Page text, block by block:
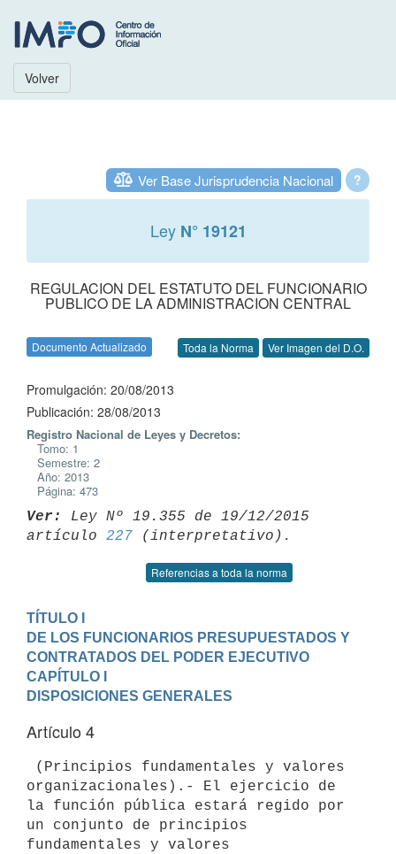
Volver
?
Ver Base Jurisprudencia Nacional
Ley N° 19121
REGULACION DEL ESTATUTO DEL FUNCIONARIO
PUBLICO DE LA ADMINISTRACION CENTRAL
Documento Actualizado Toda la Norma Ver Imagen del D.O.
Promulgación: 20/08/2013
Publicación: 28/08/2013
Registro Nacional de Leyes y Decretos:
Tomo: 1
Semestre: 2
Año: 2013
Página: 473
Ver:
Ley Nº 19.355 de 19/12/2015
artículo 227
Referencias a toda la norma
TÍTULO I
DE LOS FUNCIONARIOS PRESUPUESTADOS Y
CONTRATADOS DEL PODER EJECUTIVO
CAPÍTULO I
DISPOSICIONES GENERALES
Artículo 4
organizacionales).- El ejercicio de
la función pública estará regido por
un conjunto de principios
fundamentales y valores